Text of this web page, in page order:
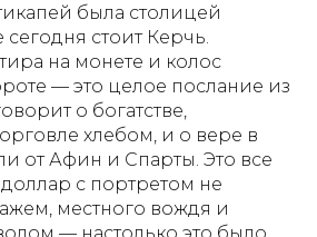
была столицей
сегодня стоит Керчь.
на монете и колос
— это целое послание из
о богатстве,
хлебом, и о вере в
от Афин и Спарты. Это все
с портретом не
местного вождя и